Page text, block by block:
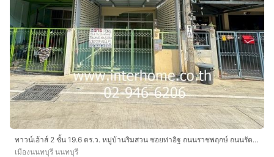
ทาวน์เฮ้าส์ 2 ชั้น 19.6 ตร.ว. หมู่บ้านริมสวน ซอยท่าอิฐ ถนนราชพฤกษ์ ถนนรัตนาธิเบศร์ เมืองนนทบุรี นนทบุรี
เมืองนนทบุรี นนทบุรี